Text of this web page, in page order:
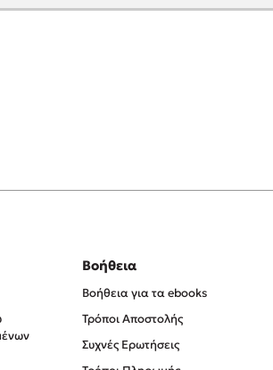
Βοήθεια
Βοήθεια για τα ebooks
Τρόποι Αποστολής
Συχνές Ερωτήσεις